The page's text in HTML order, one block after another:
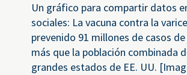
Un gráfico para compartir datos
sociales: La vacuna contra la
prevenido 91 millones de casos
más que la población combinada
grandes estados de EE. UU.